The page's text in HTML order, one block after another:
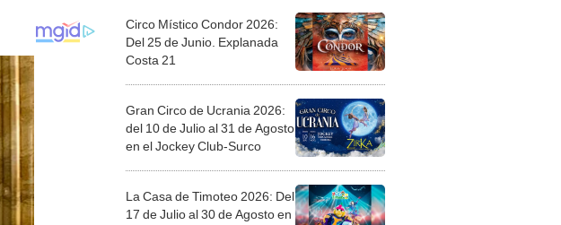
Circo Místico Condor 2026:
Del 25 de Junio. Explanada
Costa 21
Gran Circo de Ucrania 2026:
del 10 de Julio al 31 de Agosto
en el Jockey Club-Surco
La Casa de Timoteo 2026: Del
17 de Julio al 30 de Agosto en